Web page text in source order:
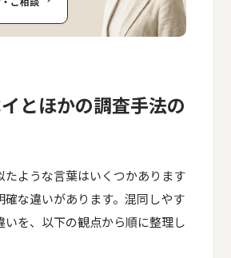
とほかの調査手法の
たような言葉はいくつかあります
確な違いがあります。混同しやす
いを、以下の観点から順に整理し